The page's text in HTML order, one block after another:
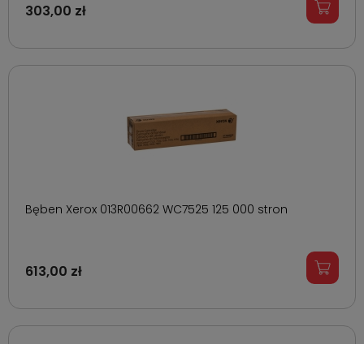
303,00 zł
Bęben Xerox 013R00662 WC7525 125 000 stron
613,00 zł